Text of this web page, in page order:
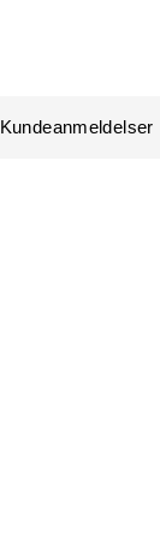
Kundeanmeldelser